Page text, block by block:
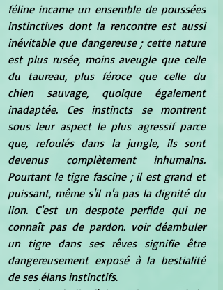
féline incarne un ensemble de poussées
instinctives dont la rencontre est aussi
inévitable que dangereuse ; cette nature
est plus rusée, moins aveugle que celle
du taureau, plus féroce que celle du
chien sauvage, quoique également
inadaptée. Ces instincts se montrent
sous leur aspect le plus agressif parce
que, refoulés dans la jungle, ils sont
devenus complètement inhumains.
Pourtant le tigre fascine ; il est grand et
puissant, même s'il n'a pas la dignité du
lion. C'est un despote perfide qui ne
connaît pas de pardon. voir déambuler
un tigre dans ses rêves signifie être
dangereusement exposé à la bestialité
de ses élans instinctifs.